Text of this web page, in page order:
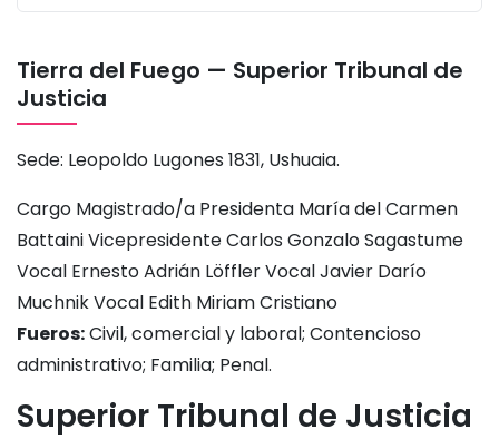
Tierra del Fuego — Superior Tribunal de
Justicia
Sede: Leopoldo Lugones 1831, Ushuaia.
Cargo Magistrado/a Presidenta María del Carmen
Battaini Vicepresidente Carlos Gonzalo Sagastume
Vocal Ernesto Adrián Löffler Vocal Javier Darío
Muchnik Vocal Edith Miriam Cristiano
Fueros:Civil, comercial y laboral; Contencioso
administrativo; Familia; Penal.
Superior Tribunal de Justicia